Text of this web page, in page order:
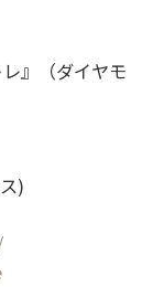
』（ダイヤモ
)